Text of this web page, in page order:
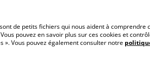
Magic
de petits fichiers qui nous aident à comprendre
pouvez en savoir plus sur ces cookies et
». Vous pouvez également consulter notre